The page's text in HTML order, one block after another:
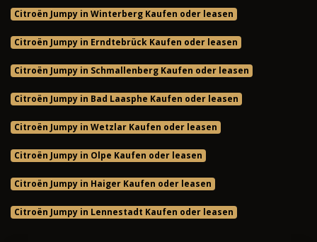
Citroën Jumpy in Winterberg Kaufen oder leasen
Citroën Jumpy in Erndtebrück Kaufen oder leasen
Citroën Jumpy in Schmallenberg Kaufen oder leasen
Citroën Jumpy in Bad Laasphe Kaufen oder leasen
Citroën Jumpy in Wetzlar Kaufen oder leasen
Citroën Jumpy in Olpe Kaufen oder leasen
Citroën Jumpy in Haiger Kaufen oder leasen
Citroën Jumpy in Lennestadt Kaufen oder leasen